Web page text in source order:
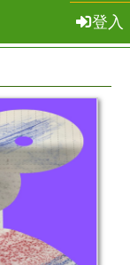
登入